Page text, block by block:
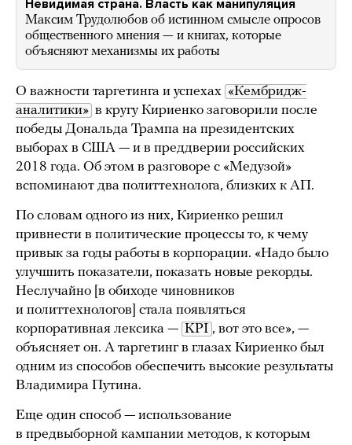
Невидимая страна. Власть как манипуляция
Максим Трудолюбов об истинном смысле опросов
общественного мнения — и книгах, которые
объясняют механизмы их работы
О важности таргетинга и успехах «Кембридж-
аналитики» в кругу Кириенко заговорили после
победы Дональда Трампа на президентских
выборах в США — и в преддверии российских
2018 года. Об этом в разговоре с «Медузой»
вспоминают два политтехнолога, близких к АП.
По словам одного из них, Кириенко решил
привнести в политические процессы то, к чему
привык за годы работы в корпорации. «Надо было
улучшить показатели, показать новые рекорды.
Неслучайно [в обиходе чиновников
и политтехнологов] стала появляться
корпоративная лексика — KPI , вот это все», —
объясняет он. А таргетинг в глазах Кириенко был
одним из способов обеспечить высокие результаты
Владимира Путина.
Еще один способ — использование
в предвыборной кампании методов, к которым